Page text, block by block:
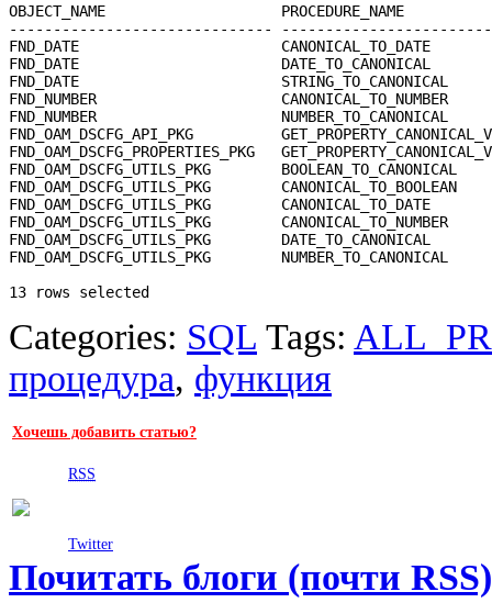
OBJECT_NAME                    PROCEDURE_NAME
------------------------------
FND_DATE                       CANONICAL_TO_DATE
FND_DATE                       DATE_TO_CANONICAL
FND_DATE                       STRING_TO_CANONICAL
FND_NUMBER                     CANONICAL_TO_NUMBER
FND_NUMBER                     NUMBER_TO_CANONICAL
FND_OAM_DSCFG_API_PKG
FND_OAM_DSCFG_PROPERTIES_PKG
FND_OAM_DSCFG_UTILS_PKG        BOOLEAN_TO_CANONICAL
FND_OAM_DSCFG_UTILS_PKG        CANONICAL_TO_BOOLEAN
FND_OAM_DSCFG_UTILS_PKG        CANONICAL_TO_DATE
FND_OAM_DSCFG_UTILS_PKG        CANONICAL_TO_NUMBER
FND_OAM_DSCFG_UTILS_PKG        DATE_TO_CANONICAL
FND_OAM_DSCFG_UTILS_PKG        NUMBER_TO_CANONICAL
Categories: SQL Tags:
процедура, функция
Хочешь добавить статью?
RSS
Twitter
Почитать блоги (почти RSS)